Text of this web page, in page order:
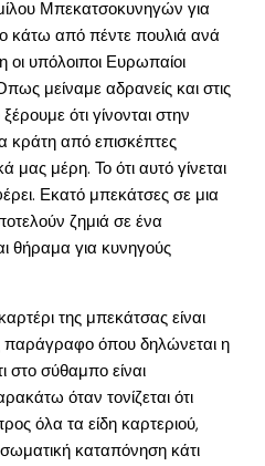
Μπεκατσοκυνηγών για
κάτω από πέντε πουλιά ανά
υπόλοιποι Ευρωπαίοι
μείναμε αδρανείς και στις
ότι γίνονται στην
κράτη από επισκέπτες
μας μέρη. Το ότι αυτό γίνεται
Εκατό μπεκάτσες σε μια
ζημιά σε ένα
θήραμα για κυνηγούς
της μπεκάτσας είναι
παράγραφο όπου δηλώνεται η
στο σύθαμπο είναι
όταν τονίζεται ότι
όλα τα είδη καρτεριού,
καταπόνηση κάτι